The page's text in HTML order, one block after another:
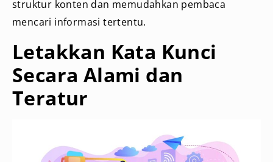
struktur konten dan memudahkan pembaca
mencari informasi tertentu.
Letakkan Kata Kunci
Secara Alami dan
Teratur